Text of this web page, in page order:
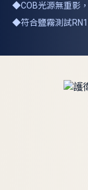
◆COB光源無重影
◆符合鹽霧測試